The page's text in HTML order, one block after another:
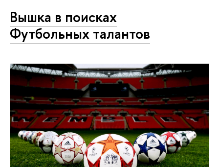
Вышка в поисках
Футбольных талантов